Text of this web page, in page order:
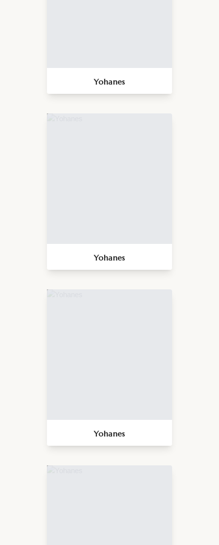
Yohanes
Yohanes
Yohanes